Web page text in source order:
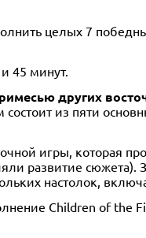
целых 7
45 минут.
других
из пяти
игры, которая
развитие
настолок,
Children of the